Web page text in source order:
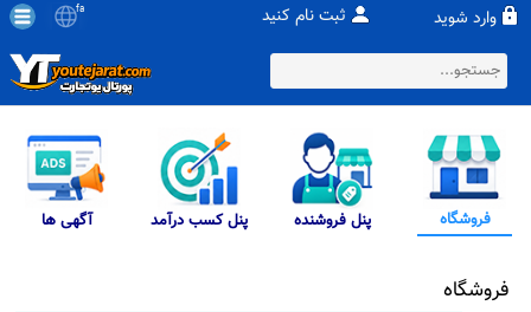
وارد شوید ثبت نام کنید fa
فروشگاه پنل فروشنده پنل کسب درآمد آگهی ها
فروشگاه